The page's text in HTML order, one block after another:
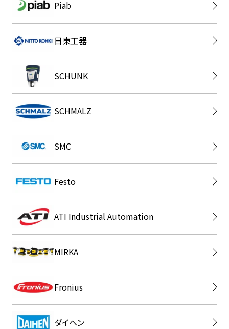
Piab
日東工器
SCHUNK
SCHMALZ
SMC
Festo
ATI Industrial Automation
MIRKA
Fronius
ダイヘン